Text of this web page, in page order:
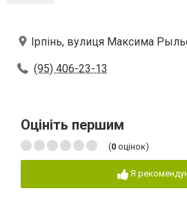
Ірпінь, вулиця Максима
(95) 406-23-13
Оцініть першим
(0 оцінок)
Я